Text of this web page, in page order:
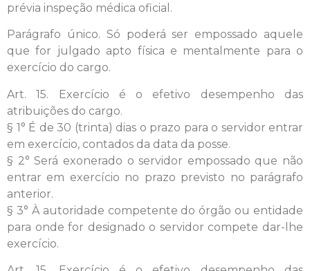
prévia inspeção médica oficial.
Parágrafo único. Só poderá ser empossado aquele
que for julgado apto física e mentalmente para o
exercício do cargo.
Art. 15. Exercício é o efetivo desempenho das
atribuições do cargo.
§ 1° É de 30 (trinta) dias o prazo para o servidor entrar
em exercício, contados da data da posse.
§ 2° Será exonerado o servidor empossado que não
entrar em exercício no prazo previsto no parágrafo
anterior.
§ 3° À autoridade competente do órgão ou entidade
para onde for designado o servidor compete dar-lhe
exercício.